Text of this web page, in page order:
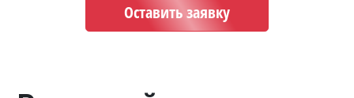
Оставить заявку